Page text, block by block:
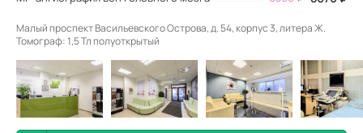
Малый проспект Васильевского Острова, д. 54, корпус 3, литера Ж.
Томограф: 1,5 Тл полуоткрытый